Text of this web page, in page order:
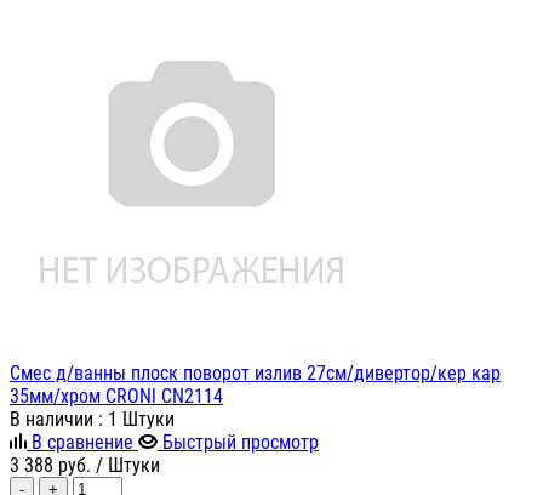
Смес д/ванны плоск поворот излив 27см/дивертор/кер кар
35мм/хром CRONl CN2114
В наличии : 1 Штуки
В сравнение
Быстрый просмотр
3 388 руб. / Штуки
- +